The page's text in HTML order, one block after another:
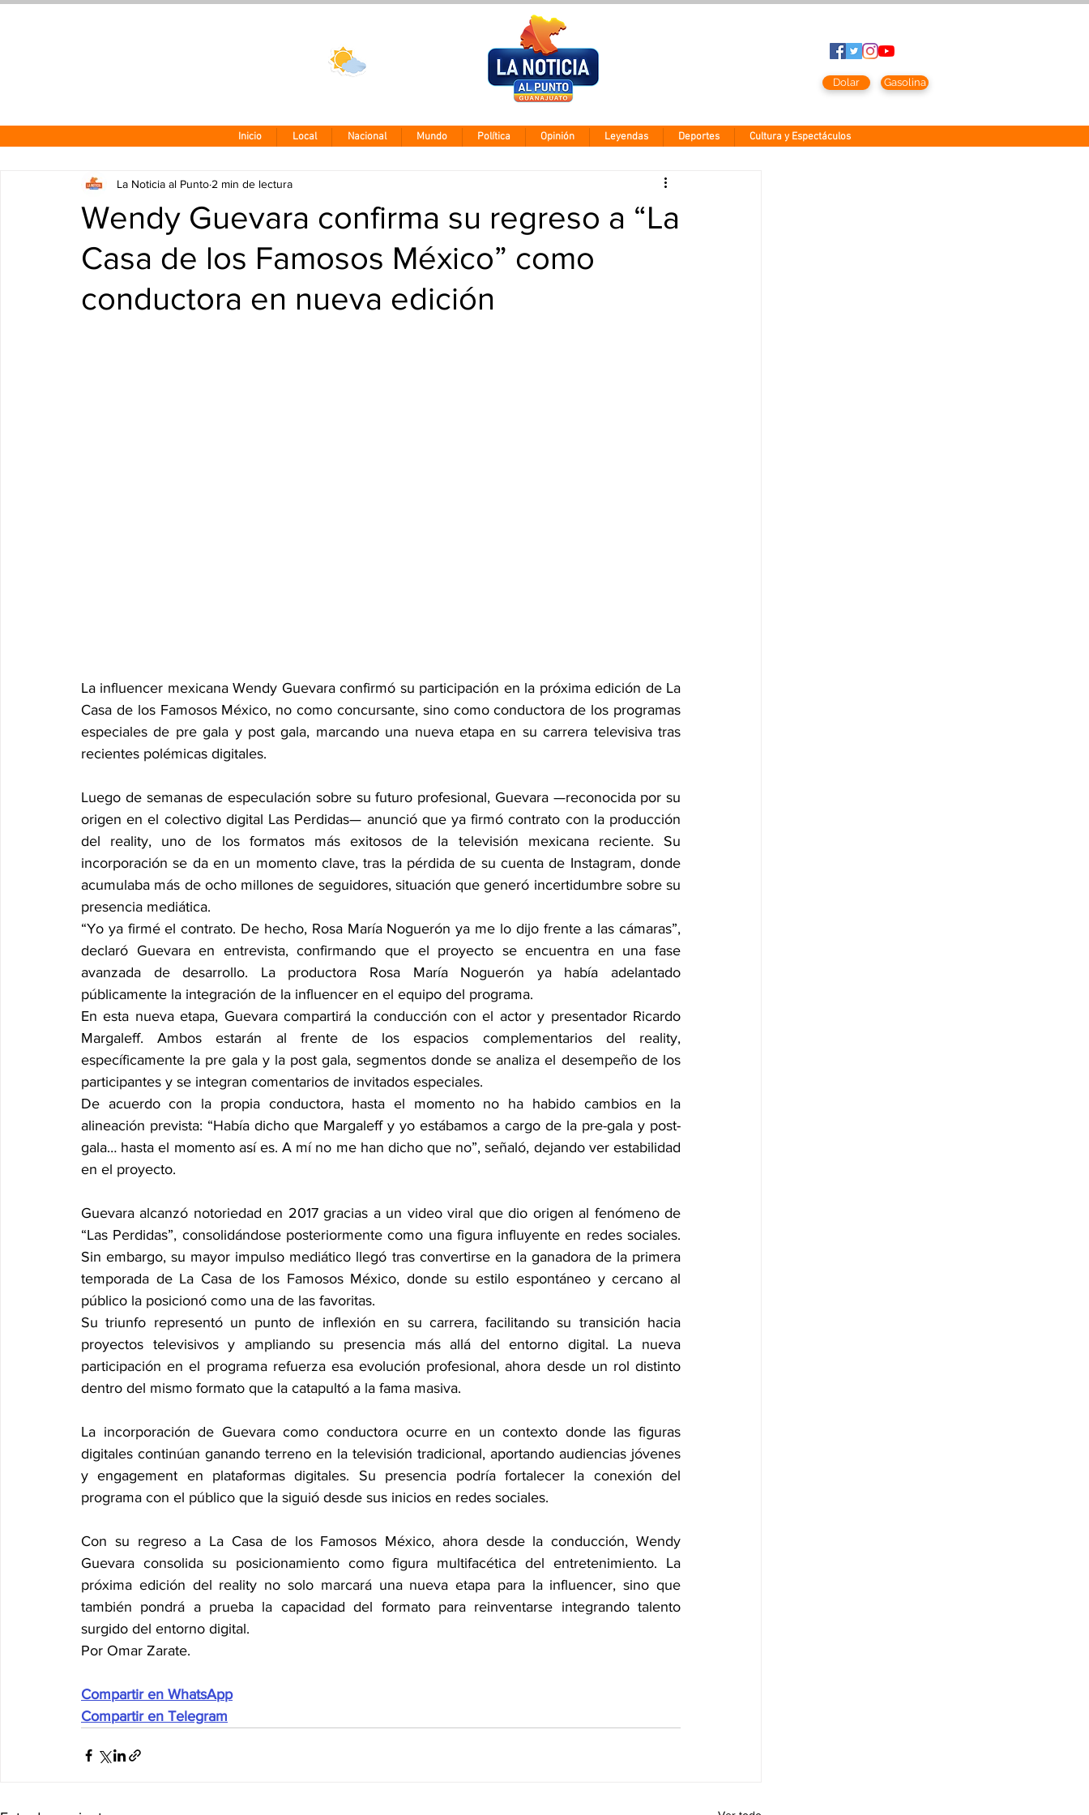
Dolar Gasolina
Inicio Local Nacional Mundo Política Opinión Leyendas Deportes Cultura y Espectáculos
Wendy Guevara confirma su regreso a “La
Casa de los Famosos México” como
conductora en nueva edición
La Noticia al Punto 2 min de lectura
La influencer mexicana Wendy Guevara confirmó su participación en la próxima edición de La
Casa de los Famosos México, no como concursante, sino como conductora de los programas
especiales de pre gala y post gala, marcando una nueva etapa en su carrera televisiva tras
recientes polémicas digitales.
Luego de semanas de especulación sobre su futuro profesional, Guevara —reconocida por su
origen en el colectivo digital Las Perdidas— anunció que ya firmó contrato con la producción
del reality, uno de los formatos más exitosos de la televisión mexicana reciente. Su
incorporación se da en un momento clave, tras la pérdida de su cuenta de Instagram, donde
acumulaba más de ocho millones de seguidores, situación que generó incertidumbre sobre su
presencia mediática.
“Yo ya firmé el contrato. De hecho, Rosa María Noguerón ya me lo dijo frente a las cámaras”,
declaró Guevara en entrevista, confirmando que el proyecto se encuentra en una fase
avanzada de desarrollo. La productora Rosa María Noguerón ya había adelantado
públicamente la integración de la influencer en el equipo del programa.
En esta nueva etapa, Guevara compartirá la conducción con el actor y presentador Ricardo
Margaleff. Ambos estarán al frente de los espacios complementarios del reality,
específicamente la pre gala y la post gala, segmentos donde se analiza el desempeño de los
participantes y se integran comentarios de invitados especiales.
De acuerdo con la propia conductora, hasta el momento no ha habido cambios en la
alineación prevista: “Había dicho que Margaleff y yo estábamos a cargo de la pre-gala y post-
gala… hasta el momento así es. A mí no me han dicho que no”, señaló, dejando ver estabilidad
en el proyecto.
Guevara alcanzó notoriedad en 2017 gracias a un video viral que dio origen al fenómeno de
“Las Perdidas”, consolidándose posteriormente como una figura influyente en redes sociales.
Sin embargo, su mayor impulso mediático llegó tras convertirse en la ganadora de la primera
temporada de La Casa de los Famosos México, donde su estilo espontáneo y cercano al
público la posicionó como una de las favoritas.
Su triunfo representó un punto de inflexión en su carrera, facilitando su transición hacia
proyectos televisivos y ampliando su presencia más allá del entorno digital. La nueva
participación en el programa refuerza esa evolución profesional, ahora desde un rol distinto
dentro del mismo formato que la catapultó a la fama masiva.
La incorporación de Guevara como conductora ocurre en un contexto donde las figuras
digitales continúan ganando terreno en la televisión tradicional, aportando audiencias jóvenes
y engagement en plataformas digitales. Su presencia podría fortalecer la conexión del
programa con el público que la siguió desde sus inicios en redes sociales.
Con su regreso a La Casa de los Famosos México, ahora desde la conducción, Wendy
Guevara consolida su posicionamiento como figura multifacética del entretenimiento. La
próxima edición del reality no solo marcará una nueva etapa para la influencer, sino que
también pondrá a prueba la capacidad del formato para reinventarse integrando talento
surgido del entorno digital.
Por Omar Zarate.
Compartir en WhatsApp
Compartir en Telegram